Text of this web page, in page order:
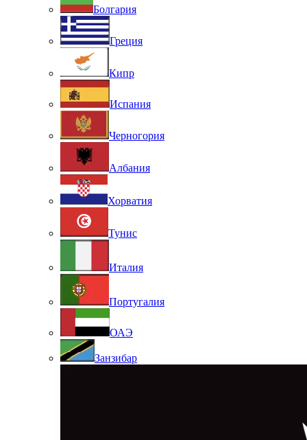
Болгария
Греция
Кипр
Испания
Черногория
Албания
Хорватия
Тунис
Италия
Португалия
ОАЭ
Занзибар